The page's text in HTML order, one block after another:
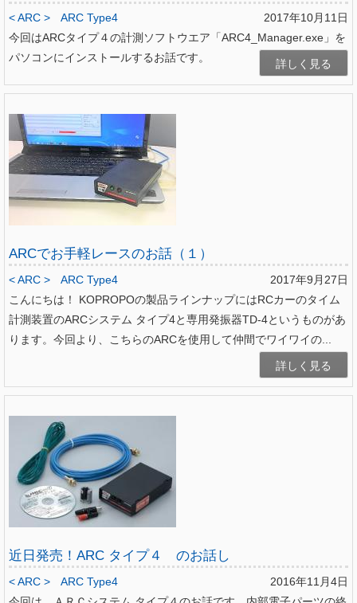
2017年10月11日
< ARC >
ARC Type4
今回はARCタイプ４の計測ソフトウエア「ARC4_Manager.exe」を
パソコンにインストールするお話です。
詳しく見る
ARCでお手軽レースのお話（１）
2017年9月27日
< ARC >
ARC Type4
こんにちは！ KOPROPOの製品ラインナップにはRCカーのタイム
計測装置のARCシステム タイプ4と専用発振器TD-4というものがあ
ります。今回より、こちらのARCを使用して仲間でワイワイの...
詳しく見る
近日発売！ARC タイプ４ のお話し
2016年11月4日
< ARC >
ARC Type4